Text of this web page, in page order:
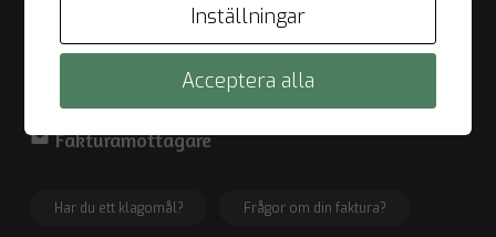
Personuppgiftspolicy
Cookie-inställningar
draftsFakturamottagare
Har du ett klagomål? Frågor om din faktura?
Inställningar
Acceptera alla